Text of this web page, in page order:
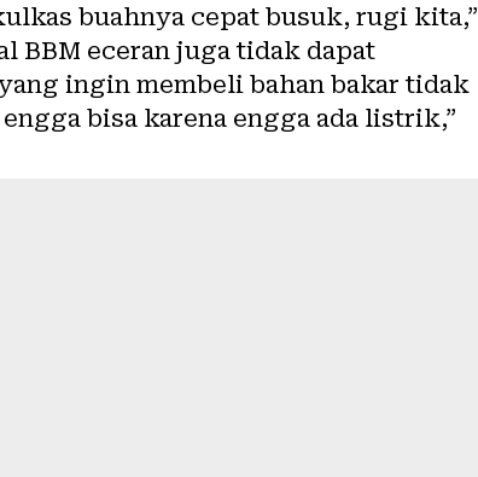
buahnya cepat busuk, rugi kita,”
BBM eceran juga tidak dapat
ingin membeli bahan bakar tidak
bisa karena engga ada listrik,”